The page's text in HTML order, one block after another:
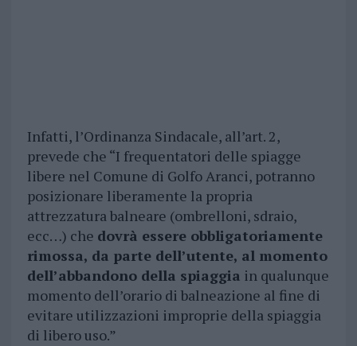
Infatti, l’Ordinanza Sindacale, all’art. 2,
prevede che “I frequentatori delle spiagge
libere nel Comune di Golfo Aranci, potranno
posizionare liberamente la propria
attrezzatura balneare (ombrelloni, sdraio,
ecc…) che dovrà essere obbligatoriamente
rimossa, da parte dell’utente, al momento
dell’abbandono della spiaggia in qualunque
momento dell’orario di balneazione al fine di
evitare utilizzazioni improprie della spiaggia
di libero uso.”